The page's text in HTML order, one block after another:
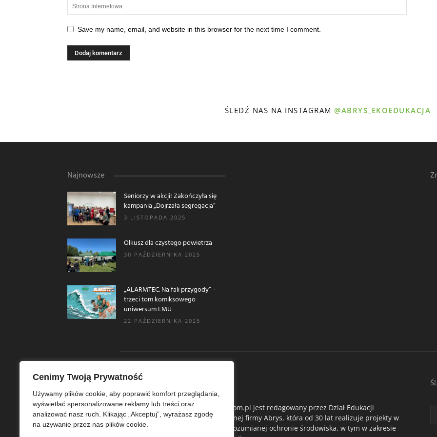
Cenimy Twoją Prywatność
Używamy plików cookie, aby poprawić komfort przeglądania,
wyświetlać spersonalizowane reklamy lub treści oraz
analizować nasz ruch. Klikając „Akceptuj”, wyrażasz zgodę
na używanie przez nas plików cookie.
Save my name, email, and website in this browser for the next time I comment.
ŚLEDŹ NAS NA INSTAGRAM@ABRYS_EKOEDUKACJA
Najnowsze
Seniorzy w akcji! Zakończyła się
kampania „Dojrzała segregacja”
3 LISTOPADA 2025
Olkusz dla czystego powietrza
30 PAŹDZIERNIKA 2025
„ALARMTEC. Na fali przygody” –
trzeci tom komiksowego
uniwersum EMU
22 PAŹDZIERNIKA 2025
Ekoedu.com.pl jest redagowany przez Dział Edukacji
Ekologicznej firmy Abrys, która od 30 lat realizuje projekty w
szeroko rozumianej ochronie środowiska, w tym w zakresie